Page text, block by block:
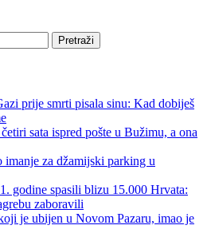
prije smrti pisala sinu: Kad dobiješ
sata ispred pošte u Bužimu, a ona
za džamijski parking u
godine spasili blizu 15.000 Hrvata:
zaboravili
je ubijen u Novom Pazaru, imao je